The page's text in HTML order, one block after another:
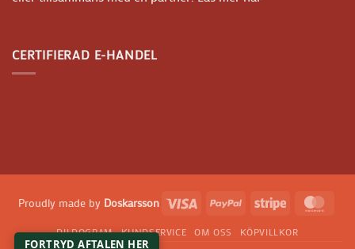
CERTIFIERAD E-HANDEL
Proudly made by Doskarsson Visa PayPal Stripe
DILDOGRAM KUNDSERVICE OM OSS KÖPVILLKOR
FORTRYD AFTALEN HER